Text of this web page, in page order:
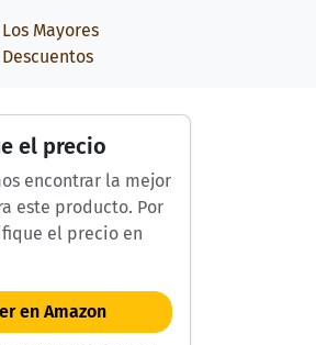
Los Mayores
Descuentos
el precio
encontrar la mejor
este producto. Por
el precio en
en Amazon